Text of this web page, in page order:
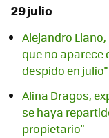
29 julio
Alejandro
que no aparece
despido en julio"
Alina Dragos,
se haya
propietario"